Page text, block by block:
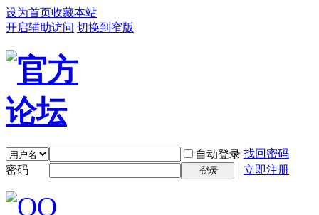
设为首页收藏本站
开启辅助访问 切换到窄版
自动登录 找回密码
密码
登录 立即注册